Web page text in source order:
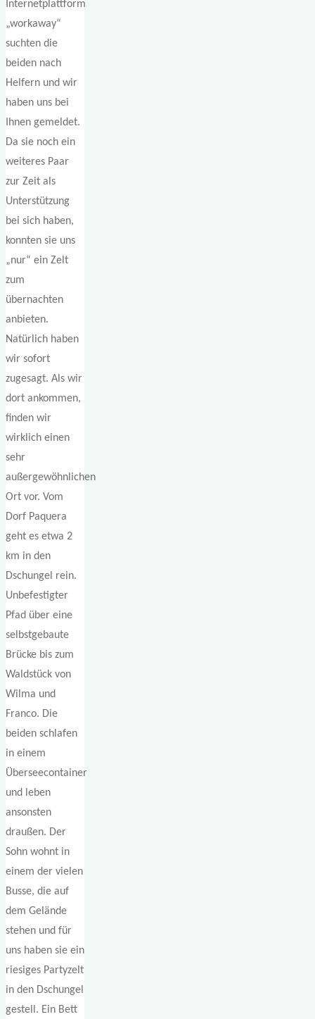
Internetplattform
„workaway“
suchten die
beiden nach
Helfern und wir
haben uns bei
Ihnen gemeldet.
Da sie noch ein
weiteres Paar
zur Zeit als
Unterstützung
bei sich haben,
konnten sie uns
„nur“ ein Zelt
zum
übernachten
anbieten.
Natürlich haben
wir sofort
zugesagt. Als wir
dort ankommen,
finden wir
wirklich einen
sehr
außergewöhnlichen
Ort vor. Vom
Dorf Paquera
geht es etwa 2
km in den
Dschungel rein.
Unbefestigter
Pfad über eine
selbstgebaute
Brücke bis zum
Waldstück von
Wilma und
Franco. Die
beiden schlafen
in einem
Überseecontainer
und leben
ansonsten
draußen. Der
Sohn wohnt in
einem der vielen
Busse, die auf
dem Gelände
stehen und für
uns haben sie ein
riesiges Partyzelt
in den Dschungel
gestell. Ein Bett